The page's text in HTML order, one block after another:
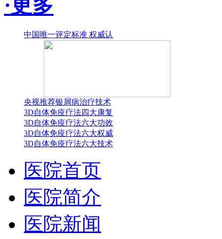
·更多
中国唯一评定标准 权威认
央视推荐银屑病治疗技术
3D自体免疫疗法四大康复
3D自体免疫疗法六大功效
3D自体免疫疗法六大权威
3D自体免疫疗法六大技术
医院首页
医院简介
医院新闻